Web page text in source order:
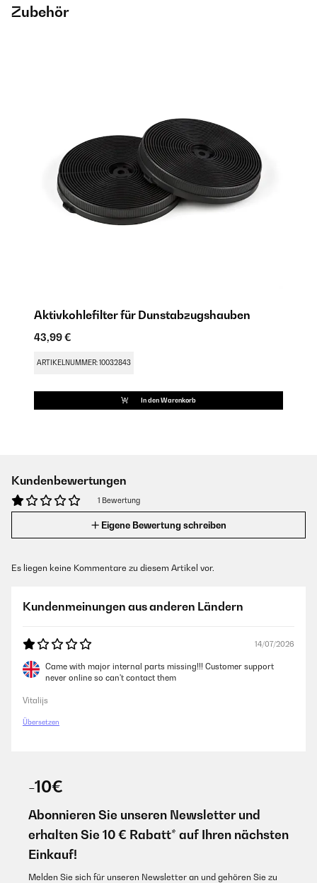
Zubehör
Aktivkohlefilter für Dunstabzugshauben
43,99 €
ARTIKELNUMMER: 10032843
In den Warenkorb
Kundenbewertungen
1 Bewertung
Eigene Bewertung schreiben
Es liegen keine Kommentare zu diesem Artikel vor.
Kundenmeinungen aus anderen Ländern
14/07/2026
Came with major internal parts missing!!! Customer support
never online so can't contact them
Vitalijs
Übersetzen
-10€
Abonnieren Sie unseren Newsletter und
erhalten Sie 10 € Rabatt* auf Ihren nächsten
Einkauf!
Melden Sie sich für unseren Newsletter an und gehören Sie zu